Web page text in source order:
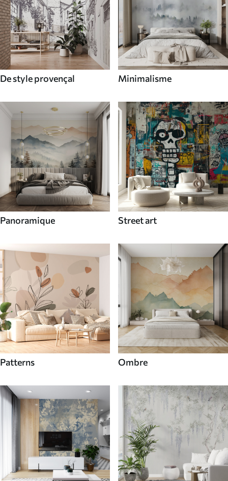
De style provençal Minimalisme
Panoramique Street art
Patterns Ombre